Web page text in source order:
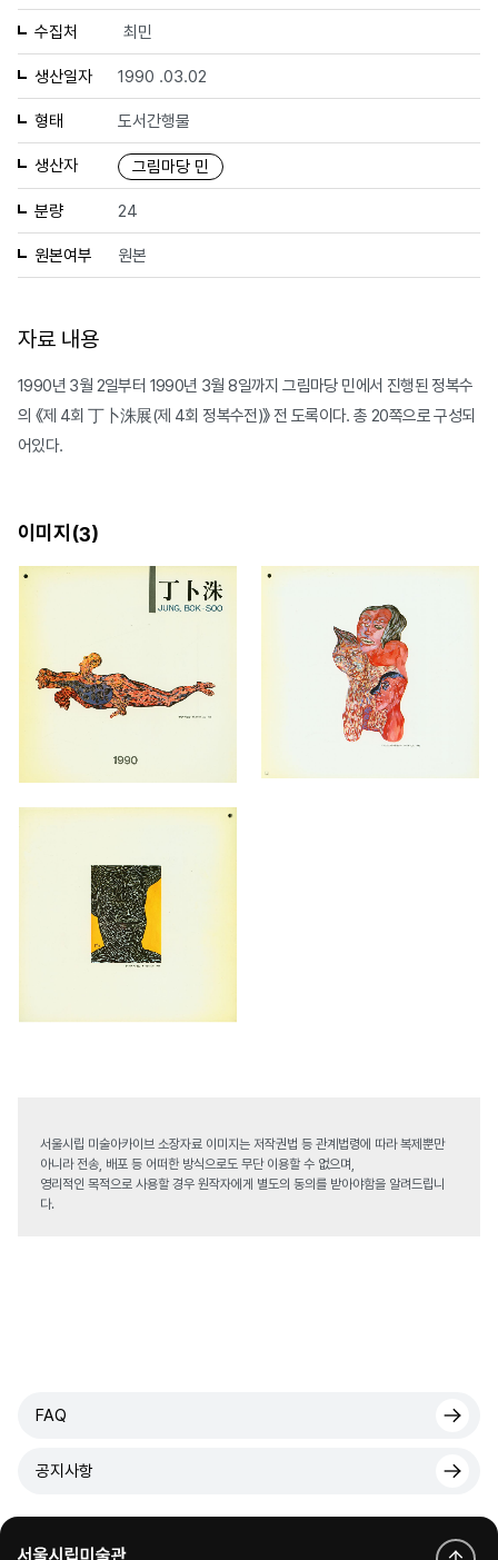
수집처 최민
생산일자 1990 .03.02
형태 도서간행물
생산자 그림마당 민
분량 24
원본여부 원본
자료 내용
1990년 3월 2일부터 1990년 3월 8일까지 그림마당 민에서 진행된 정복수
의 《제 4회 丁卜洙展(제 4회 정복수전)》 전 도록이다. 총 20쪽으로 구성되
어있다.
이미지(3)
서울시립 미술아카이브 소장자료 이미지는 저작권법 등 관계법령에 따라 복제뿐만
아니라 전송, 배포 등 어떠한 방식으로도 무단 이용할 수 없으며,
영리적인 목적으로 사용할 경우 원작자에게 별도의 동의를 받아야함을 알려드립니
다.
FAQ
공지사항